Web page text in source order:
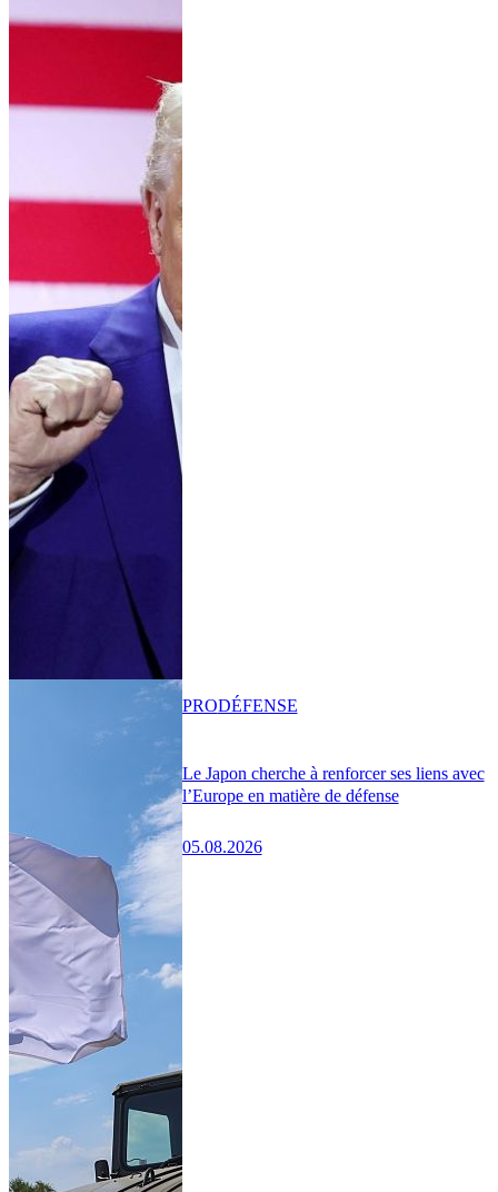
Le Japon cherche à renforcer ses liens avec
l’Europe en matière de défense
05.08.2026
PRODÉFENSE